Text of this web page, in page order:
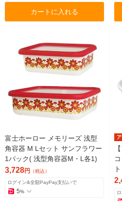
カートに入れる
富士ホーロー メモリーズ 浅型
角容器 M Lセット サンフラワー
1パック( 浅型角容器M・L各1)
3,728円 （税込）
ログイン&全額PayPay支払いで
5%
型